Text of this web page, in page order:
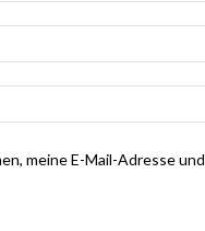
meine E-Mail-Adresse